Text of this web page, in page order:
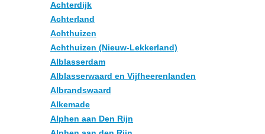
Achterdijk
Achterland
Achthuizen
Achthuizen (Nieuw-Lekkerland)
Alblasserdam
Alblasserwaard en Vijfheerenlanden
Albrandswaard
Alkemade
Alphen aan Den Rijn